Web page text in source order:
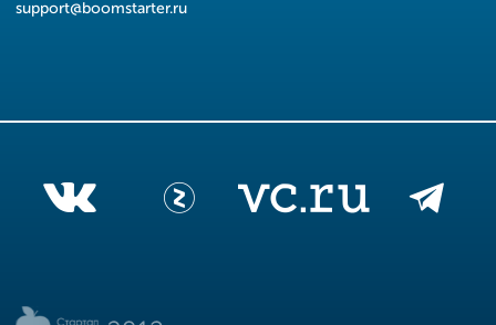
support@boomstarter.ru